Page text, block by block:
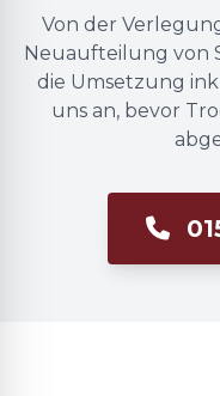
Von der
Neuaufteilung von
die Umsetzung
uns an, bevor